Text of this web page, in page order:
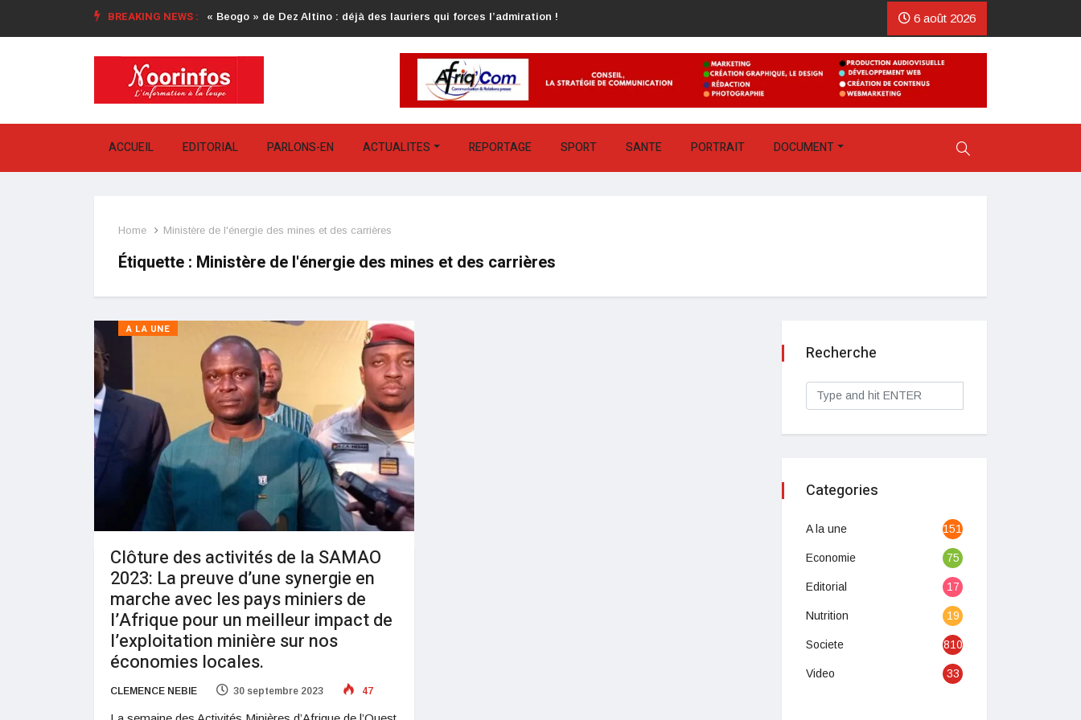
BREAKING NEWS : « Beogo » de Dez Altino : déjà des lauriers qui forces l’admiration ! 6 août 2026
ACCUEIL EDITORIAL PARLONS-EN ACTUALITES REPORTAGE SPORT SANTE PORTRAIT DOCUMENT
Home Ministère de l'énergie des mines et des carrières
Étiquette : Ministère de l'énergie des mines et des carrières
A LA UNE
Clôture des activités de la SAMAO
2023: La preuve d’une synergie en
marche avec les pays miniers de
l’Afrique pour un meilleur impact de
l’exploitation minière sur nos
économies locales.
CLEMENCE NEBIE 30 septembre 2023 47
Recherche
Categories
A la une 1513
Economie 75
Editorial 17
Nutrition 19
Societe 810
Video 33